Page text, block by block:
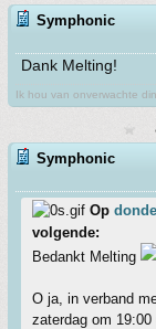
Symphonic
Dank Melting!
Ik hou van onverwachte
Symphonic
Op
volgende:
Bedankt Melting
O ja, in verband
zaterdag om 19:00